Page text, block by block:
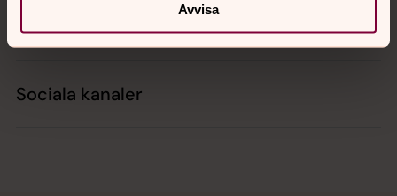
Avvisa
Hitta snabbt
Sociala kanaler